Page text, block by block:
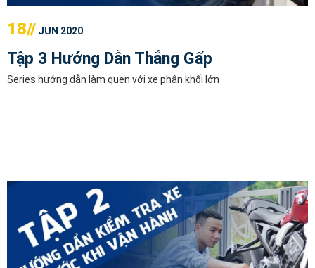
18// JUN 2020
Tập 3 Hướng Dẫn Thắng Gấp
Series hướng dẫn làm quen với xe phân khối lớn